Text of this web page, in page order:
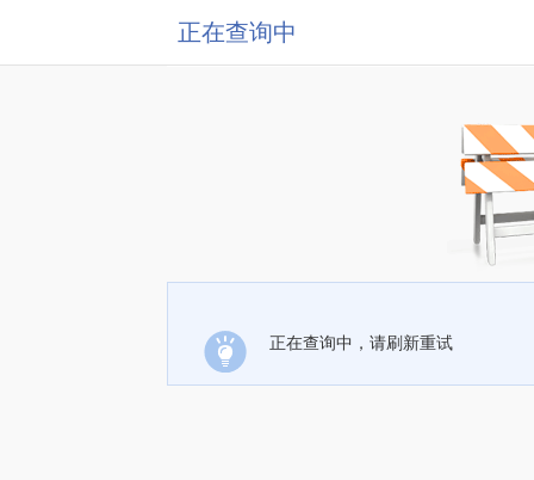
正在查询中
正在查询中，请刷新重试